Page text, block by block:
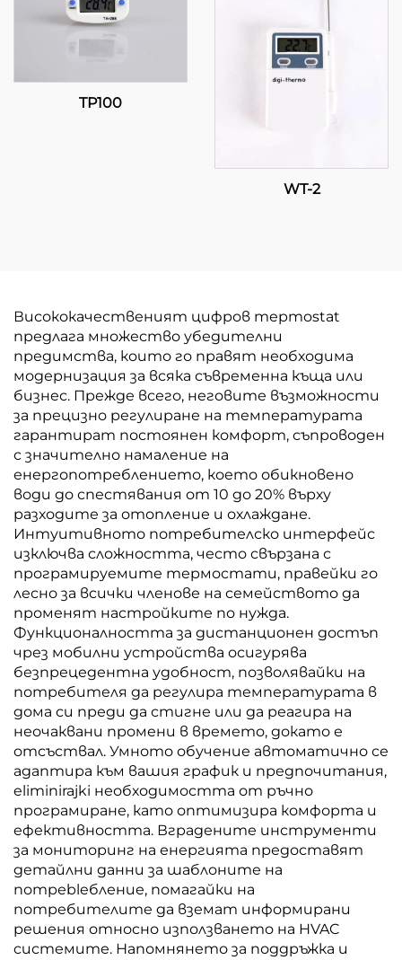
Коммерсиални
Приложения
TP100
WT-2
Висококачественият цифров терmostat
предлага множество убедителни
предимства, които го правят необходима
модернизация за всяка съвременна къща или
бизнес. Прежде всего, неговите възможности
за прецизно регулиране на температурата
гарантират постоянен комфорт, съпроводен
с значително намаление на
енергопотреблението, което обикновено
води до спестявания от 10 до 20% върху
разходите за отопление и охлаждане.
Интуитивното потребителско интерфейс
изключва сложността, често свързана с
програмируемите термостати, правейки го
лесно за всички членове на семейството да
променят настройките по нужда.
Функционалността за дистанционен достъп
чрез мобилни устройства осигурява
безпрецедентна удобност, позволявайки на
потребителя да регулира температурата в
дома си преди да стигне или да реагира на
неочаквани промени в времето, докато е
отсъствал. Умното обучение автоматично се
адаптира към вашия график и предпочитания,
eliminirajki необходимостта от ръчно
програмиране, като оптимизира комфорта и
ефективността. Вградените инструменти
за мониторинг на енергията предоставят
детайлни данни за шаблоните на
потреbleбление, помагайки на
потребителите да вземат информирани
решения относно използването на HVAC
системите. Напомнянето за поддръжка и